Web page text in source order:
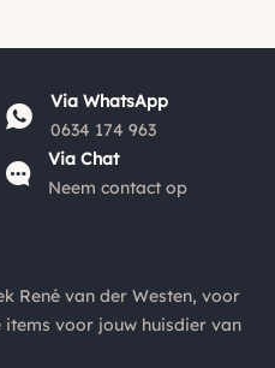
Via WhatsApp
0634 174 963
Via Chat
Neem contact op
René van der Westen, voor
items voor jouw huisdier van